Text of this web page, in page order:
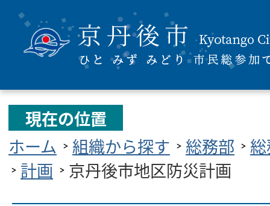
現在の位置
ホーム
組織から探す 総務部
計画
京丹後市地区防災計画